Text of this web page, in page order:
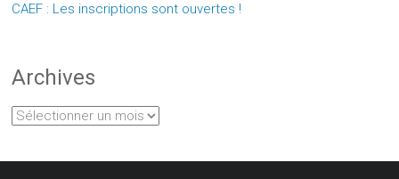
CAEF : Les inscriptions sont ouvertes !
Archives
Archives